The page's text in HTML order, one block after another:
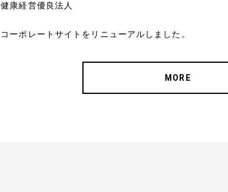
健康経営優良法人
コーポレートサイトをリニューアルしました。
MORE